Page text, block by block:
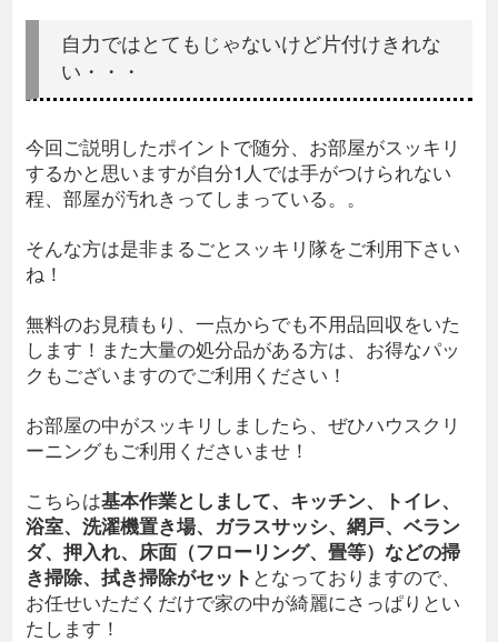
自力ではとてもじゃないけど片付けきれな
い・・・
今回ご説明したポイントで随分、お部屋がスッキリ
するかと思いますが自分1人では手がつけられない
程、部屋が汚れきってしまっている。。
そんな方は是非まるごとスッキリ隊をご利用下さい
ね！
無料のお見積もり、一点からでも不用品回収をいた
します！また大量の処分品がある方は、お得なパッ
クもございますのでご利用ください！
お部屋の中がスッキリしましたら、ぜひハウスクリ
ーニングもご利用くださいませ！
こちらは基本作業としまして、キッチン、トイレ、
浴室、洗濯機置き場、ガラスサッシ、網戸、ベラン
ダ、押入れ、床面（フローリング、畳等）などの掃
き掃除、拭き掃除がセット となっておりますので、
お任せいただくだけで家の中が綺麗にさっぱりとい
たします！